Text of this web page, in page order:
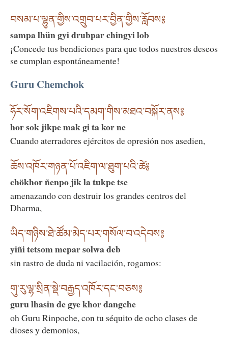
བསམ་པ་ལྷུན་གྱིས་འགྲུབ་པར་བྱིན་གྱིས་རློབས༔
sampa lhün gyi drubpar chingyi lob
¡Concede tus bendiciones para que todos nuestros deseos
se cumplan espontáneamente!
Guru Chemchok
ཧོར་སོག་འཇིགས་པའི་དམག་གིས་མཐའ་བསྐོར་ནས༔
hor sok jikpe mak gi ta kor ne
Cuando aterradores ejércitos de opresión nos asedien,
ཆོས་འཁོར་གཉན་པོ་འཇིག་ལ་ཐུག་པའི་ཚེ༔
chökhor ñenpo jik la tukpe tse
amenazando con destruir los grandes centros del
Dharma,
ཡིད་གཉིས་ཐེ་ཚོམ་མེད་པར་གསོལ་བ་འདེབས༔
yiñi tetsom mepar solwa deb
sin rastro de duda ni vacilación, rogamos:
གུ་རུ་ལྷ་སྲིན་སྡེ་བརྒྱད་འཁོར་དང་བཅས༔
guru lhasin de gye khor dangche
oh Guru Rinpoche, con tu séquito de ocho clases de
dioses y demonios,